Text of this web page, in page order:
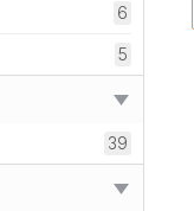
6
5
39